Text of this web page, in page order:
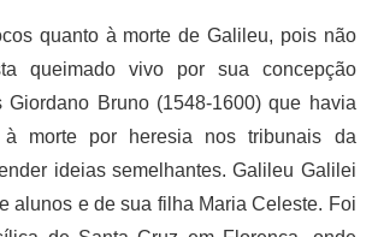
quanto à morte de Galileu, pois não
queimado vivo por sua concepção
Giordano Bruno (1548-1600) que havia
à morte por heresia nos tribunais da
ideias semelhantes. Galileu Galilei
alunos e de sua filha Maria Celeste. Foi